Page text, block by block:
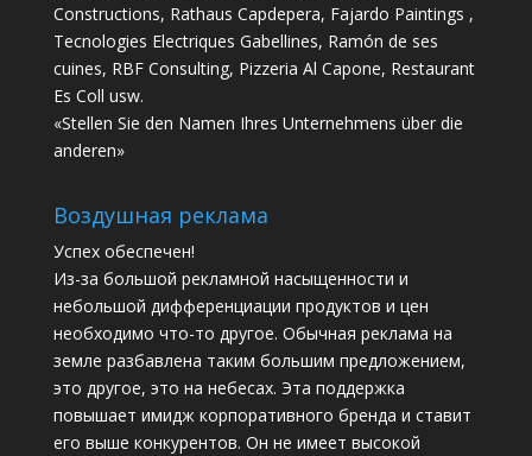
Constructions, Rathaus Capdepera, Fajardo Paintings ,
Tecnologies Electriques Gabellines, Ramón de ses
cuines, RBF Consulting, Pizzeria Al Capone, Restaurant
Es Coll usw.
«Stellen Sie den Namen Ihres Unternehmens über die
anderen»
Воздушная реклама
Успех обеспечен!
Из-за большой рекламной насыщенности и
небольшой дифференциации продуктов и цен
необходимо что-то другое. Обычная реклама на
земле разбавлена ​​таким большим предложением,
это другое, это на небесах. Эта поддержка
повышает имидж корпоративного бренда и ставит
его выше конкурентов. Он не имеет высокой